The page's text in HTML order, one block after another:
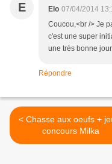
E Elo 07/04/2014
Coucou,<br /> Je
c'est une super
une très bonne
Répondre
< Chasse aux oeufs + jeux-
concours Milka